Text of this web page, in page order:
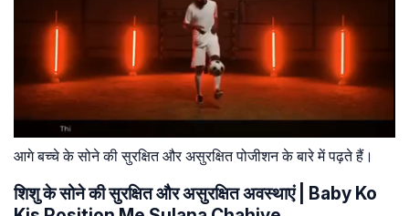
आगे बच्चे के सोने की सुरक्षित और असुरक्षित पोजीशन के बारे में पढ़ते हैं।
शिशु के सोने की सुरक्षित और असुरक्षित अवस्थाएं | Baby Ko